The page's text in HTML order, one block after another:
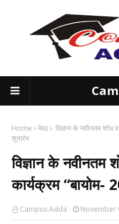
Home मेरठ
विज्ञान के नवीनतम शोध
शुभारंभ
विज्ञान के नवीनतम
कार्यक्रम “बायोम-
Campus Adda November